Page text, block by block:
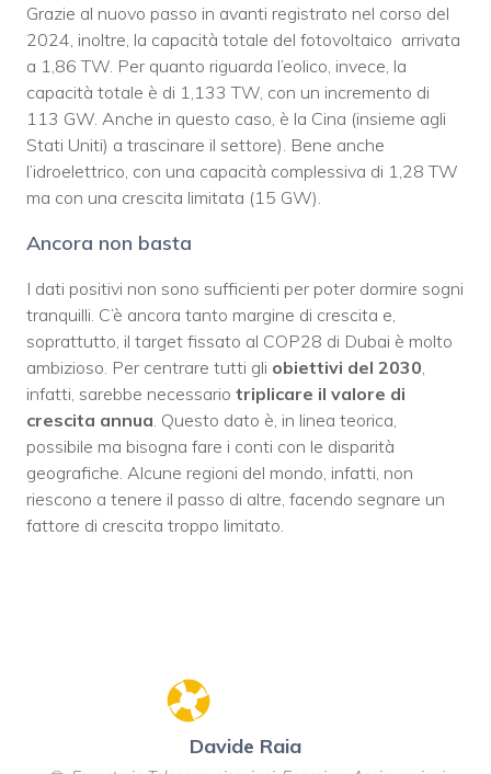
Grazie al nuovo passo in avanti registrato nel corso del
2024, inoltre, la capacità totale del fotovoltaico arrivata
a 1,86 TW. Per quanto riguarda l’eolico, invece, la
capacità totale è di 1,133 TW, con un incremento di
113 GW. Anche in questo caso, è la Cina (insieme agli
Stati Uniti) a trascinare il settore). Bene anche
l’idroelettrico, con una capacità complessiva di 1,28 TW
ma con una crescita limitata (15 GW).
Ancora non basta
I dati positivi non sono sufficienti per poter dormire sogni
tranquilli. C’è ancora tanto margine di crescita e,
soprattutto, il target fissato al COP28 di Dubai è molto
ambizioso. Per centrare tutti gli obiettivi del 2030
infatti, sarebbe necessario triplicare il valore di
crescita annua . Questo dato è, in linea teorica,
possibile ma bisogna fare i conti con le disparità
geografiche. Alcune regioni del mondo, infatti, non
riescono a tenere il passo di altre, facendo segnare un
fattore di crescita troppo limitato.
Davide Raia